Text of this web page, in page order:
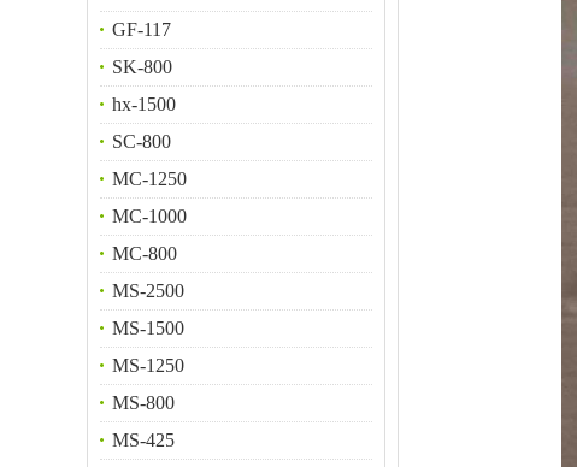
GF-117
SK-800
hx-1500
SC-800
MC-1250
MC-1000
MC-800
MS-2500
MS-1500
MS-1250
MS-800
MS-425